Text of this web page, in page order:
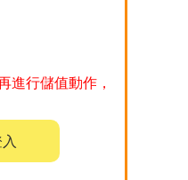
進行儲值動作，